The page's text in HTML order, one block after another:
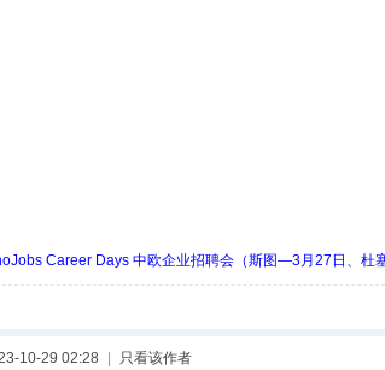
Career Days 中欧企业招聘会（斯图—3月27日、
10-29 02:28 只看该作者